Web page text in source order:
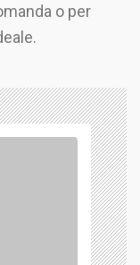
o per